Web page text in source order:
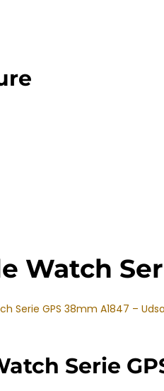
Watch
Serie GPS 38mm A1847 –
Serie